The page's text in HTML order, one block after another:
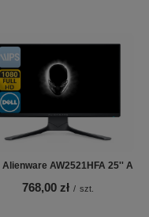
Alienware AW2521HFA 25'' A
768,00 zł / szt.